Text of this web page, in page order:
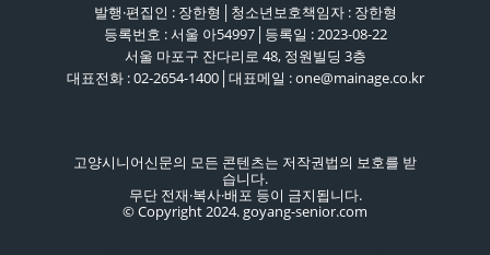
발행·편집인 : 장한형│청소년보호책임자 : 장한형
등록번호 : 서울 아54997│등록일 : 2023-08-22
서울 마포구 잔다리로 48, 정원빌딩 3층
대표전화 : 02-2654-1400│대표메일 : one@mainage.co.kr
고양시니어신문의 모든 콘텐츠는 저작권법의 보호를 받
습니다.
무단 전재·복사·배포 등이 금지됩니다.
© Copyright 2024. goyang-senior.com